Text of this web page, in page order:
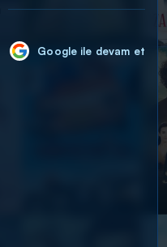
Google ile devam et